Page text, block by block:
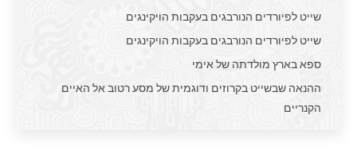
שייט לפיורדים הנורבגים בעקבות הויקינגים
שייט לפיורדים הנורבגים בעקבות הויקינגים
ספא בארץ מולדתה של אימי
ההנאה שבשייט בקרוזים ודוגמית של מסע רטוב אל האיים
הקנריים